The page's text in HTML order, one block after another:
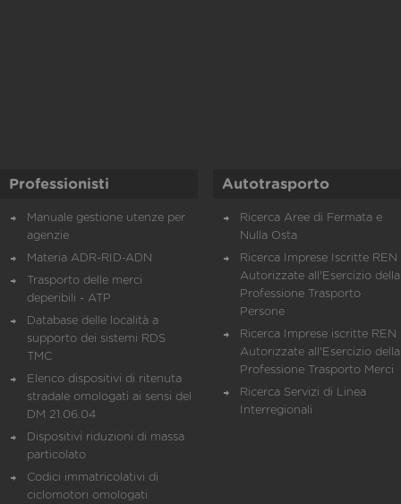
Professionisti
Manuale gestione utenze per
agenzie
Materia ADR-RID-ADN
Trasporto delle merci
deperibili - ATP
Database delle località a
supporto dei sistemi RDS
TMC
Elenco dispositivi di ritenuta
stradale omologati ai sensi del
DM 21.06.04
Dispositivi riduzioni di massa
particolato
Codici immatricolativi di
ciclomotori omologati
Autotrasporto
Ricerca Aree di Fermata e
Nulla Osta
Ricerca Imprese Iscritte REN
Autorizzate all'Esercizio della
Professione Trasporto
Persone
Ricerca Imprese iscritte REN
Autorizzate all'Esercizio della
Professione Trasporto Merci
Ricerca Servizi di Linea
Interregionali